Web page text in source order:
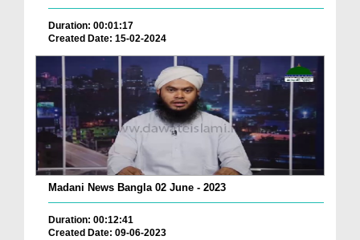
Duration: 00:01:17
Created Date: 15-02-2024
Madani News Bangla 02 June - 2023
Duration: 00:12:41
Created Date: 09-06-2023